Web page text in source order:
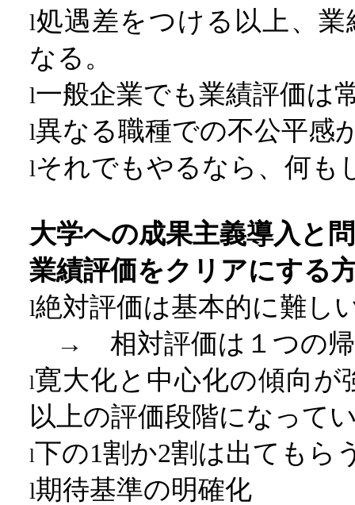
l処遇差をつける以上、
なる。
l一般企業でも業績評価は
l異なる職種での不公平感
lそれでもやるなら、何も
大学への成果主義導入と
業績評価をクリアにする
l絶対評価は基本的に難
→ 相対評価は１つの帰
l寛大化と中心化の傾向が
以上の評価段階になって
l下の1割か2割は出てもら
l期待基準の明確化